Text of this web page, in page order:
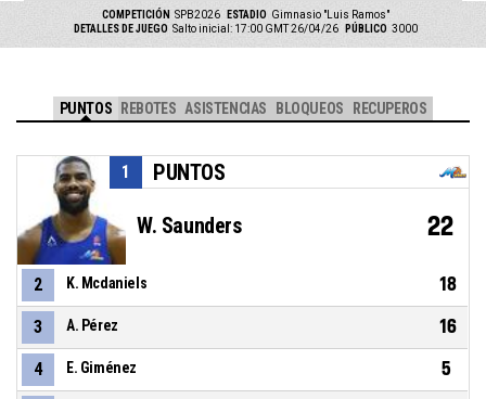
COMPETICIÓN SPB2026 ESTADIO Gimnasio "Luis Ramos"
DETALLES DE JUEGO Salto inicial: 17:00 GMT 26/04/26 PÚBLICO 3000
PUNTOS REBOTES ASISTENCIAS BLOQUEOS RECUPEROS
PUNTOS
1
W. Saunders 22
2 K. Mcdaniels 18
3 A. Pérez 16
4 E. Giménez 5